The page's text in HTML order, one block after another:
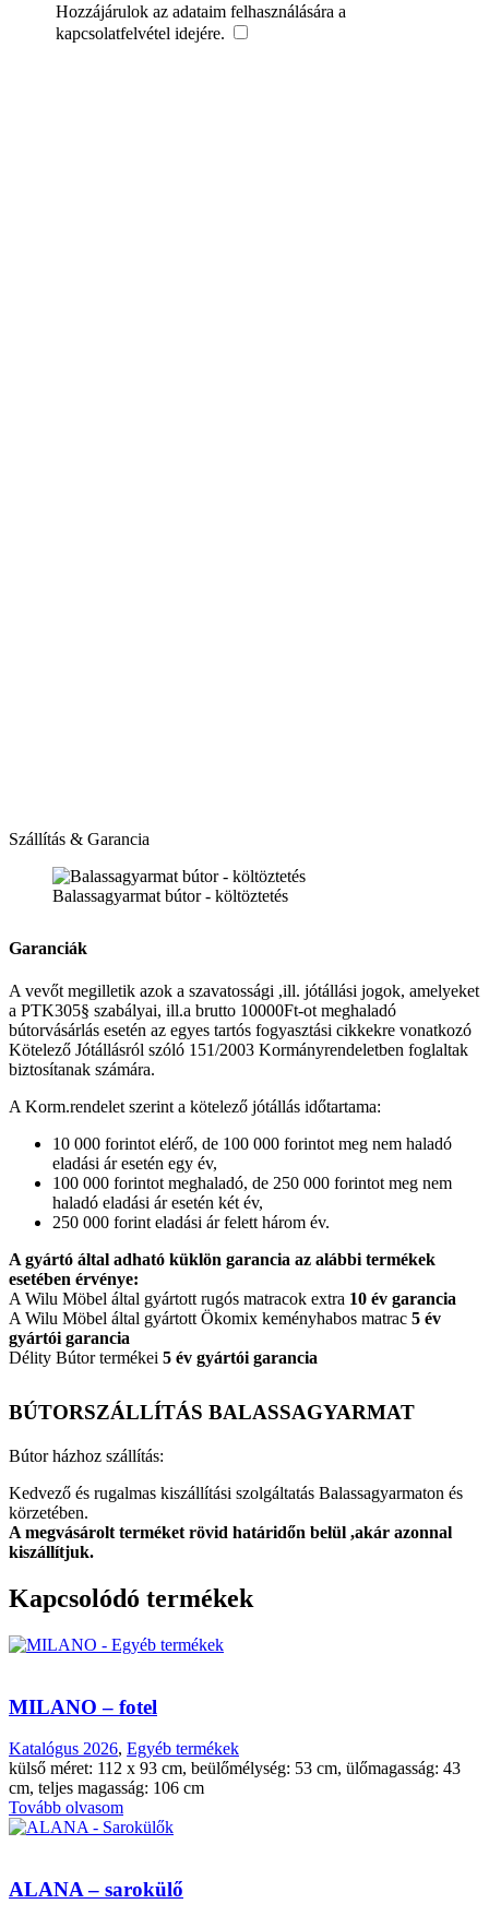
Hozzájárulok az adataim felhasználására a
kapcsolatfelvétel idejére.
Szállítás & Garancia
Balassagyarmat bútor - költöztetés
Garanciák
A vevőt megilletik azok a szavatossági ,ill. jótállási jogok, amelyeket
a PTK305§ szabályai, ill.a brutto 10000Ft-ot meghaladó
bútorvásárlás esetén az egyes tartós fogyasztási cikkekre vonatkozó
Kötelező Jótállásról szóló 151/2003 Kormányrendeletben foglaltak
biztosítanak számára.
A Korm.rendelet szerint a kötelező jótállás időtartama:
10 000 forintot elérő, de 100 000 forintot meg nem haladó
eladási ár esetén egy év,
100 000 forintot meghaladó, de 250 000 forintot meg nem
haladó eladási ár esetén két év,
250 000 forint eladási ár felett három év.
A gyártó által adható küklön garancia az alábbi termékek
esetében érvénye:
A Wilu Möbel által gyártott rugós matracok extra 10 év garancia
A Wilu Möbel által gyártott Ökomix keményhabos matrac 5 év
gyártói garancia
Délity Bútor termékei 5 év gyártói garancia
BÚTORSZÁLLÍTÁS BALASSAGYARMAT
Bútor házhoz szállítás:
Kedvező és rugalmas kiszállítási szolgáltatás Balassagyarmaton és
körzetében.
A megvásárolt terméket rövid határidőn belül ,akár azonnal
kiszállítjuk.
Kapcsolódó termékek
MILANO – fotel
Katalógus 2026, Egyéb termékek
külső méret: 112 x 93 cm, beülőmélység: 53 cm, ülőmagasság: 43
cm, teljes magasság: 106 cm
Tovább olvasom
ALANA – sarokülő